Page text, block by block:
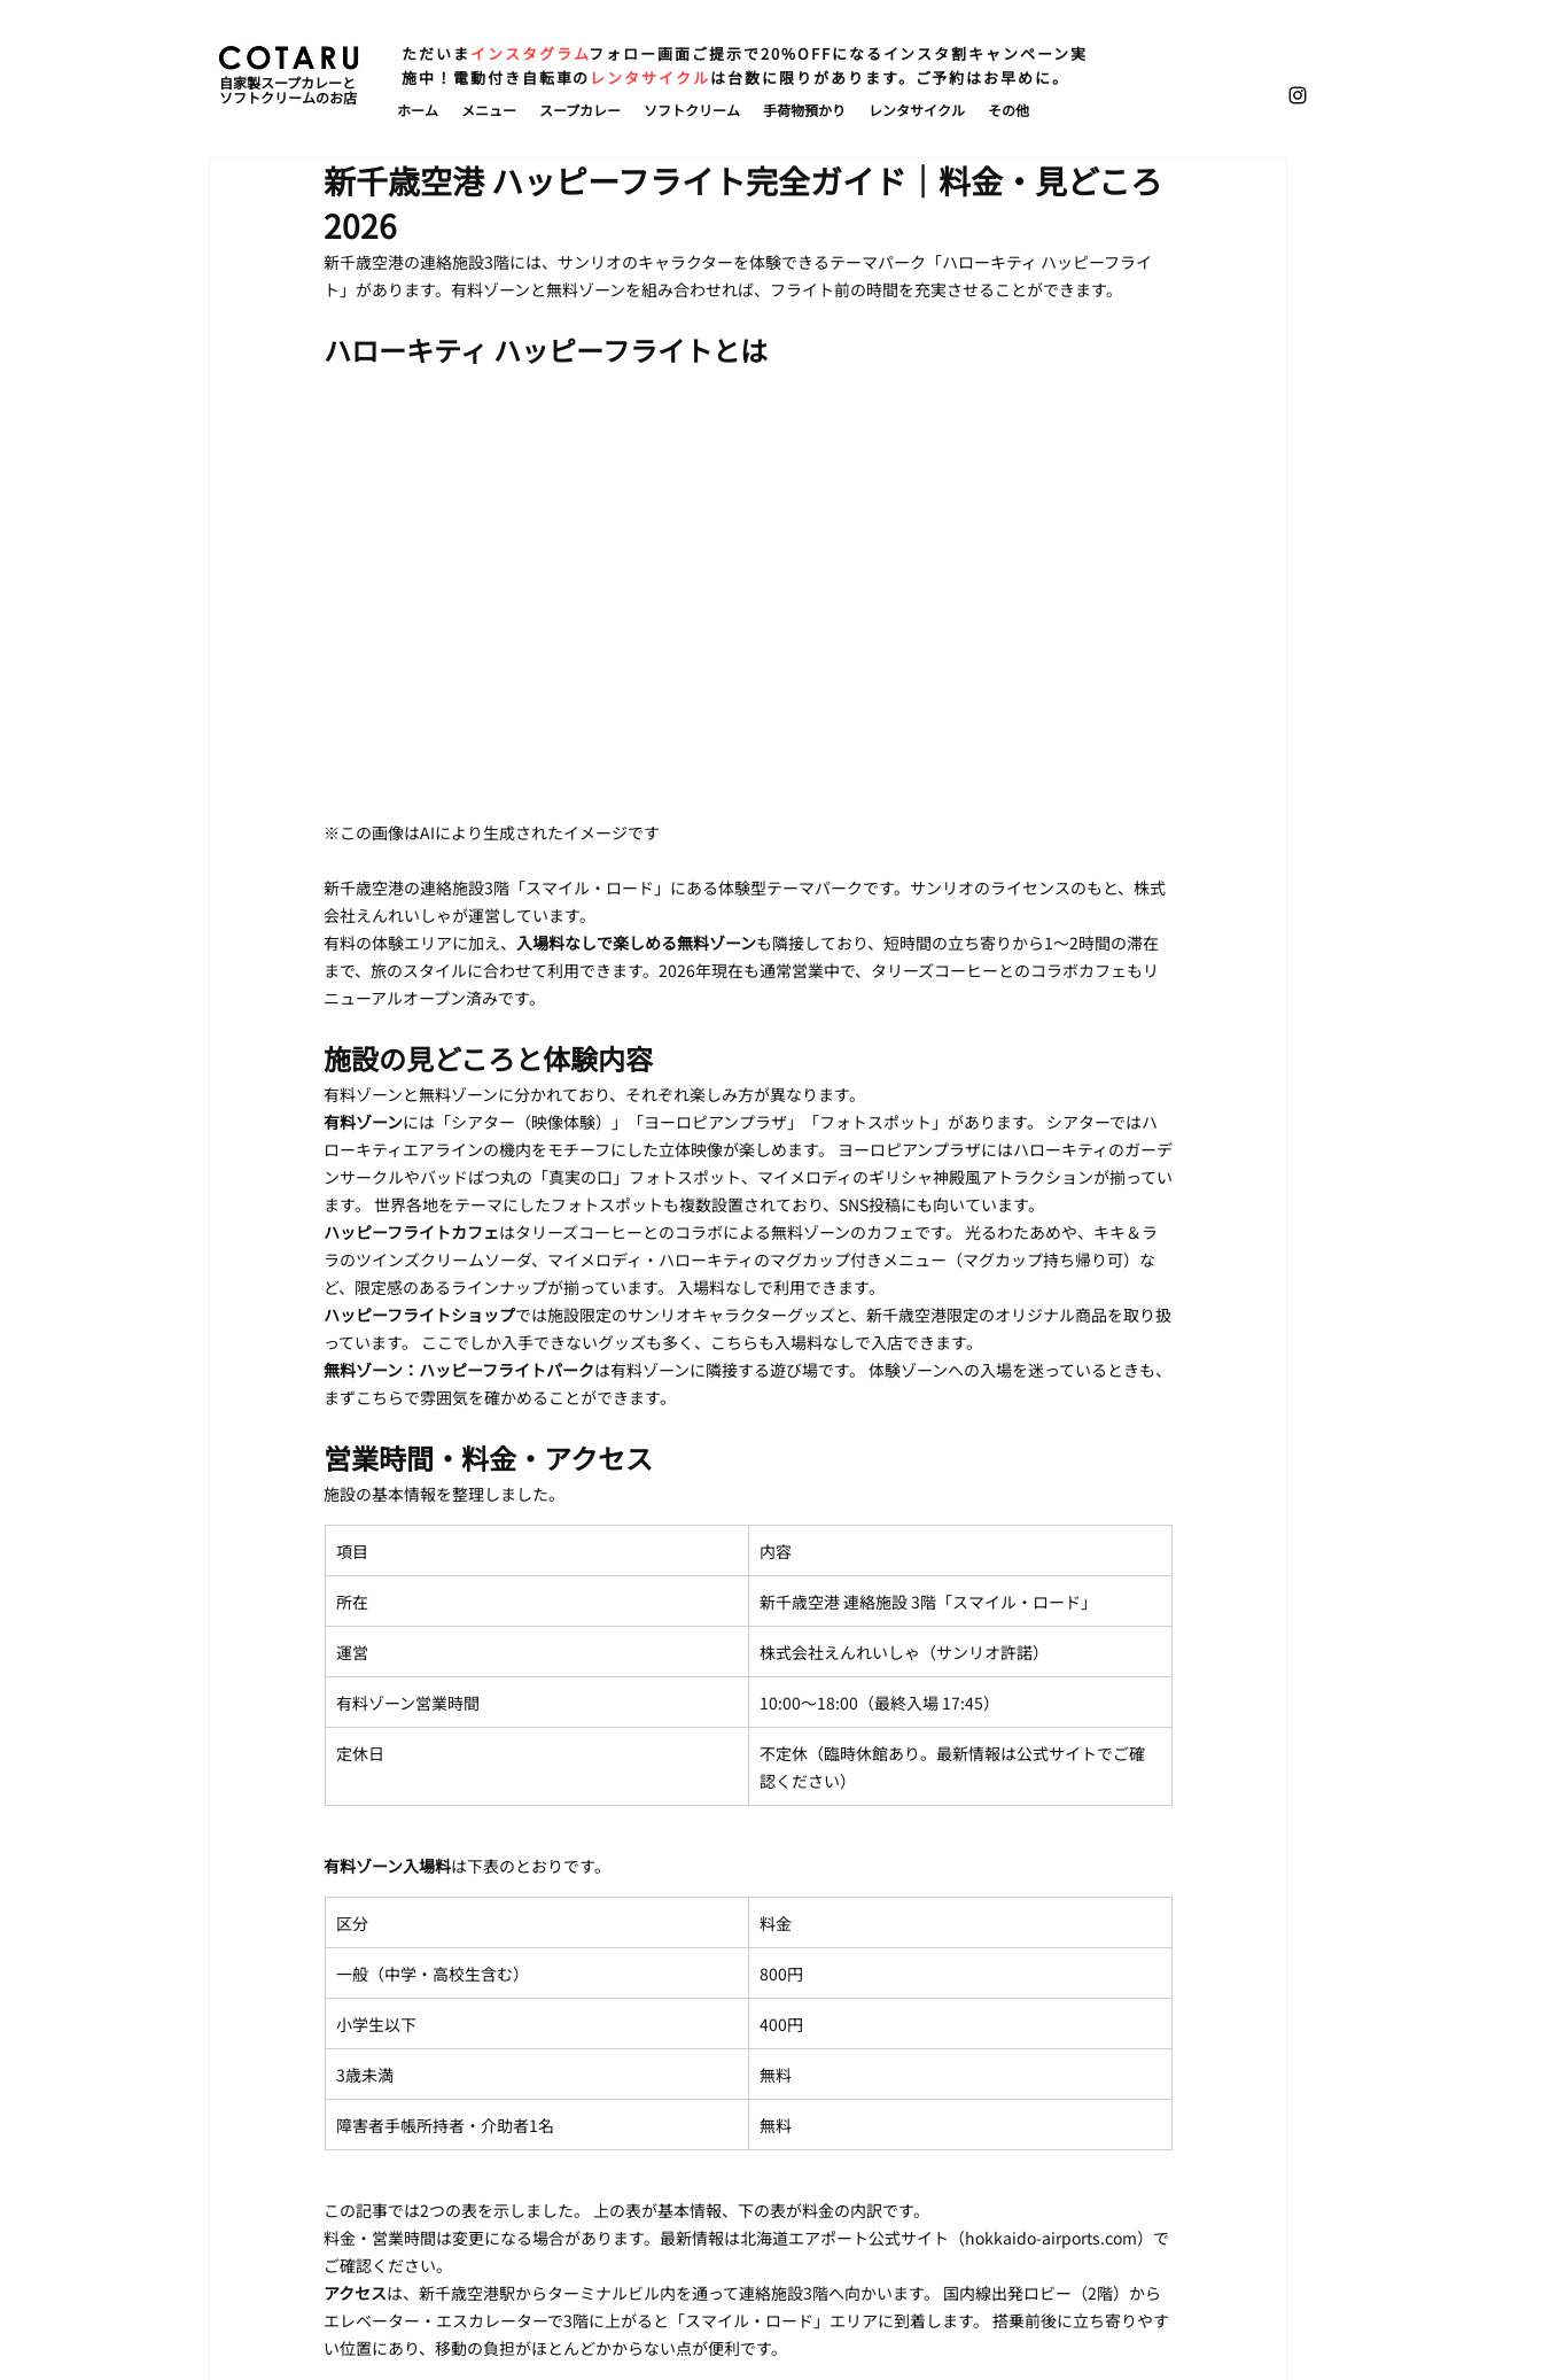
自家製スープカレーと
ソフトクリームのお店
ただいま インスタグラムフォロー画面ご提示で20%OFFになるインスタ割キャンペーン実
施中！電動付き自転車の レンタサイクルは台数に限りがあります。ご予約はお早めに。
ホーム メニュー スープカレー ソフトクリーム 手荷物預かり レンタサイクル その他
新千歳空港 ハッピーフライト完全ガイド｜料金・見どころ
2026
新千歳空港の連絡施設3階には、サンリオのキャラクターを体験できるテーマパーク「ハローキティ ハッピーフライ
ト」があります。有料ゾーンと無料ゾーンを組み合わせれば、フライト前の時間を充実させることができます。
ハローキティ ハッピーフライトとは
※この画像はAIにより生成されたイメージです
新千歳空港の連絡施設3階「スマイル・ロード」にある体験型テーマパークです。サンリオのライセンスのもと、株式
会社えんれいしゃが運営しています。
有料の体験エリアに加え、 入場料なしで楽しめる無料ゾーンも隣接しており、短時間の立ち寄りから1〜2時間の滞在
まで、旅のスタイルに合わせて利用できます。2026年現在も通常営業中で、タリーズコーヒーとのコラボカフェもリ
ニューアルオープン済みです。
施設の見どころと体験内容
有料ゾーンと無料ゾーンに分かれており、それぞれ楽しみ方が異なります。
有料ゾーンには「シアター（映像体験）」「ヨーロピアンプラザ」「フォトスポット」があります。 シアターではハ
ローキティエアラインの機内をモチーフにした立体映像が楽しめます。 ヨーロピアンプラザにはハローキティのガーデ
ンサークルやバッドばつ丸の「真実の口」フォトスポット、マイメロディのギリシャ神殿風アトラクションが揃ってい
ます。 世界各地をテーマにしたフォトスポットも複数設置されており、SNS投稿にも向いています。
ハッピーフライトカフェはタリーズコーヒーとのコラボによる無料ゾーンのカフェです。 光るわたあめや、キキ＆ラ
ラのツインズクリームソーダ、マイメロディ・ハローキティのマグカップ付きメニュー（マグカップ持ち帰り可）な
ど、限定感のあるラインナップが揃っています。 入場料なしで利用できます。
ハッピーフライトショップでは施設限定のサンリオキャラクターグッズと、新千歳空港限定のオリジナル商品を取り扱
っています。 ここでしか入手できないグッズも多く、こちらも入場料なしで入店できます。
無料ゾーン：ハッピーフライトパークは有料ゾーンに隣接する遊び場です。 体験ゾーンへの入場を迷っているときも、
まずこちらで雰囲気を確かめることができます。
営業時間・料金・アクセス
施設の基本情報を整理しました。
項目 内容
所在 新千歳空港 連絡施設 3階「スマイル・ロード」
運営 株式会社えんれいしゃ（サンリオ許諾）
有料ゾーン営業時間 10:00〜18:00（最終入場 17:45）
定休日
不定休（臨時休館あり。最新情報は公式サイトでご確
認ください）
有料ゾーン入場料は下表のとおりです。
区分 料金
一般（中学・高校生含む） 800円
小学生以下 400円
3歳未満 無料
障害者手帳所持者・介助者1名 無料
この記事では2つの表を示しました。 上の表が基本情報、下の表が料金の内訳です。
料金・営業時間は変更になる場合があります。最新情報は北海道エアポート公式サイト（hokkaido-airports.com）で
ご確認ください。
アクセスは、新千歳空港駅からターミナルビル内を通って連絡施設3階へ向かいます。 国内線出発ロビー（2階）から
エレベーター・エスカレーターで3階に上がると「スマイル・ロード」エリアに到着します。 搭乗前後に立ち寄りやす
い位置にあり、移動の負担がほとんどかからない点が便利です。